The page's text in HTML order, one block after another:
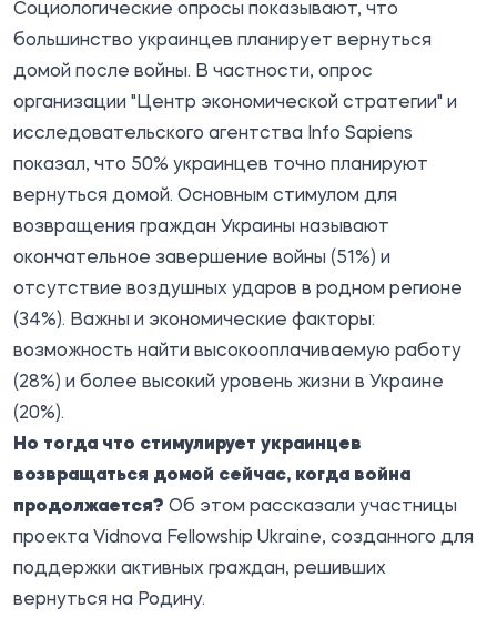
Социологические опросы показывают, что
большинство украинцев планирует вернуться
домой после войны. В частности, опрос
организации "Центр экономической стратегии" и
исследовательского агентства Info Sapiens
показал, что 50% украинцев точно планируют
вернуться домой. Основным стимулом для
возвращения граждан Украины называют
окончательное завершение войны (51%) и
отсутствие воздушных ударов в родном регионе
(34%). Важны и экономические факторы:
возможность найти высокооплачиваемую работу
(28%) и более высокий уровень жизни в Украине
(20%).
Но тогда что стимулирует украинцев
возвращаться домой сейчас, когда война
продолжается? Об этом рассказали участницы
проекта Vidnova Fellowship Ukraine, созданного для
поддержки активных граждан, решивших
вернуться на Родину.